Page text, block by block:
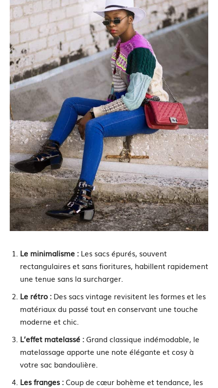
Le minimalisme : Les sacs épurés, souvent
rectangulaires et sans fioritures, habillent rapidement
une tenue sans la surcharger.
Le rétro : Des sacs vintage revisitent les formes et les
matériaux du passé tout en conservant une touche
moderne et chic.
L’effet matelassé :Grand classique indémodable, le
matelassage apporte une note élégante et cosy à
votre sac bandoulière.
Les franges :Coup de cœur bohème et tendance, les